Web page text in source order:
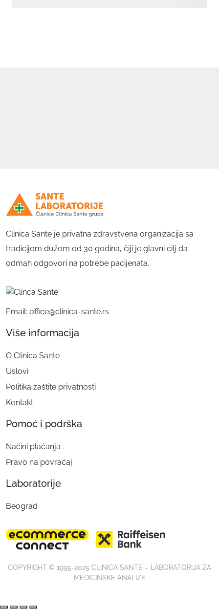
Clinica Sante je privatna zdravstvena organizacija sa
tradicijom dužom od 30 godina, čiji je glavni cilj da
odmah odgovori na potrebe pacijenata.
Email: office@clinica-sante.rs
Više informacija
O Clinica Sante
Uslovi
Politika zaštite privatnosti
Kontakt
Pomoć i podrška
Načini plaćanja
Pravo na povraćaj
Laboratorije
Beograd
COPYRIGHT © 1995-2025 CLINICA SANTE – LABORATORIJA ZA
MEDICINSKE ANALIZE